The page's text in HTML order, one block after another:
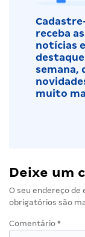
receba as
notícias
destaque
semana,
muito
Deixe um
O seu endereço de
obrigatórios são
Comentário *